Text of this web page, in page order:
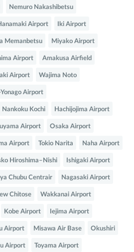
Nemuro Nakashibetsu
Airport Iki Airport
Memanbetsu Miyako Airport
Airport Amakusa Airfield
Airport Wajima Noto
Airport
Nankoku Kochi Hachijojima Airport
Airport Osaka Airport
Airport Tokio Narita Naha Airport
Hiroshima–Nishi Ishigaki Airport
Chubu Centrair Nagasaki Airport
Chitose Wakkanai Airport
Kobe Airport Iejima Airport
Airport Misawa Air Base Okushiri
Airport Toyama Airport